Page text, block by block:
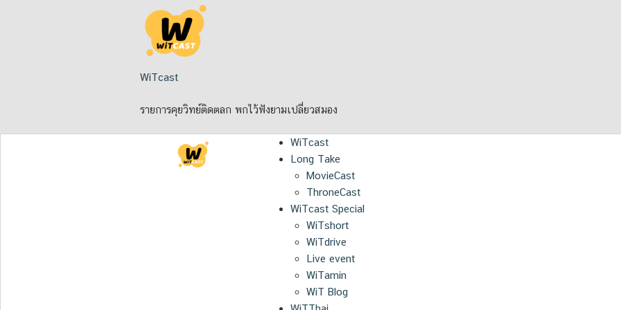
WiTcast
รายการคุยวิทย์ติดตลก พกไว้ฟังยามเปลี่ยวสมอง
WiTcast
Long Take
MovieCast
ThroneCast
WiTcast Special
WiTshort
WiTdrive
Live event
WiTamin
WiT Blog